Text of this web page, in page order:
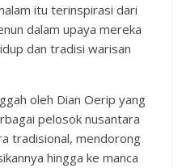
itu terinspirasi dari
dalam upaya mereka
dan tradisi warisan
oleh Dian Oerip yang
pelosok nusantara
tradisional, mendorong
hingga ke manca